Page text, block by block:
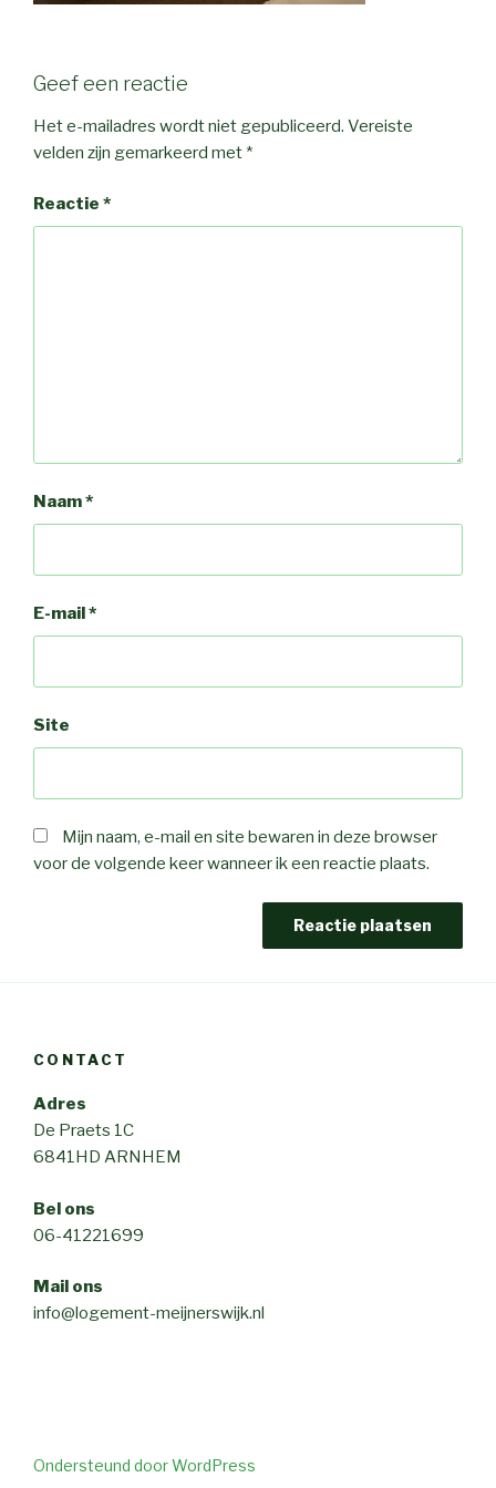
Geef een reactie
Het e-mailadres wordt niet gepubliceerd. Vereiste
velden zijn gemarkeerd met *
Reactie *
Naam*
E-mail*
Site
Mijn naam, e-mail en site bewaren in deze browser
voor de volgende keer wanneer ik een reactie plaats.
CONTACT
Adres
De Praets 1C
6841HD ARNHEM
Bel ons
06-41221699
Mail ons
info@logement-meijnerswijk.nl
Ondersteund door WordPress